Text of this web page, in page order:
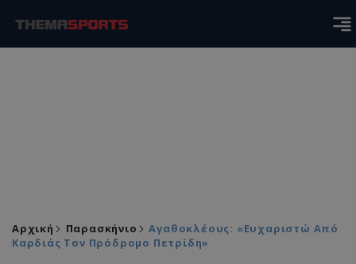
Αρχική Παρασκήνιο
Αγαθοκλέους: «Ευχαριστώ Από
Καρδιάς Τον Πρόδρομο Πετρίδη»